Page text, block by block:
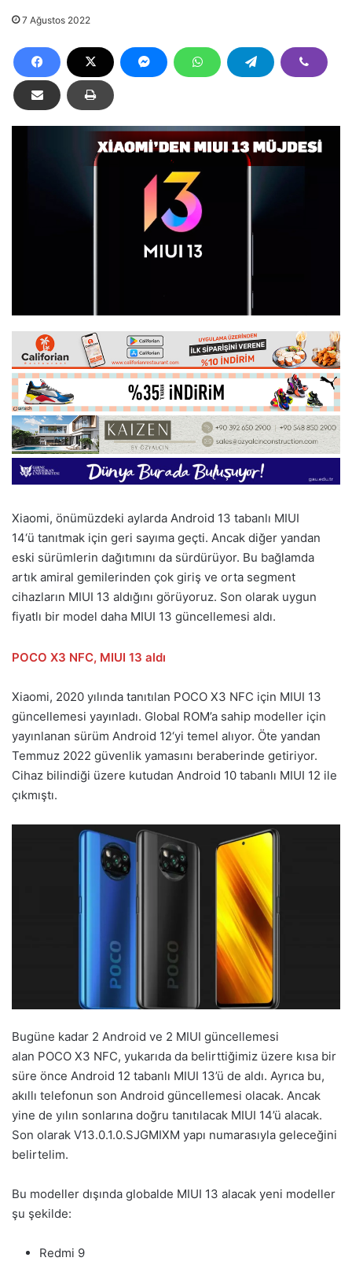
7 Ağustos 2022
Xiaomi, önümüzdeki aylarda Android 13 tabanlı MIUI
14‘ü tanıtmak için geri sayıma geçti. Ancak diğer yandan
eski sürümlerin dağıtımını da sürdürüyor. Bu bağlamda
artık amiral gemilerinden çok giriş ve orta segment
cihazların MIUI 13 aldığını görüyoruz. Son olarak uygun
fiyatlı bir model daha MIUI 13 güncellemesi aldı.
POCO X3 NFC, MIUI 13 aldı
Xiaomi, 2020 yılında tanıtılan POCO X3 NFC için MIUI 13
güncellemesi yayınladı. Global ROM’a sahip modeller için
yayınlanan sürüm Android 12‘yi temel alıyor. Öte yandan
Temmuz 2022 güvenlik yamasını beraberinde getiriyor.
Cihaz bilindiği üzere kutudan Android 10 tabanlı MIUI 12 ile
çıkmıştı.
Bugüne kadar 2 Android ve 2 MIUI güncellemesi
alan POCO X3 NFC, yukarıda da belirttiğimiz üzere kısa bir
süre önce Android 12 tabanlı MIUI 13’ü de aldı. Ayrıca bu,
akıllı telefonun son Android güncellemesi olacak. Ancak
yine de yılın sonlarına doğru tanıtılacak MIUI 14’ü alacak.
Son olarak V13.0.1.0.SJGMIXM yapı numarasıyla geleceğini
belirtelim.
Bu modeller dışında globalde MIUI 13 alacak yeni modeller
şu şekilde:
Redmi 9